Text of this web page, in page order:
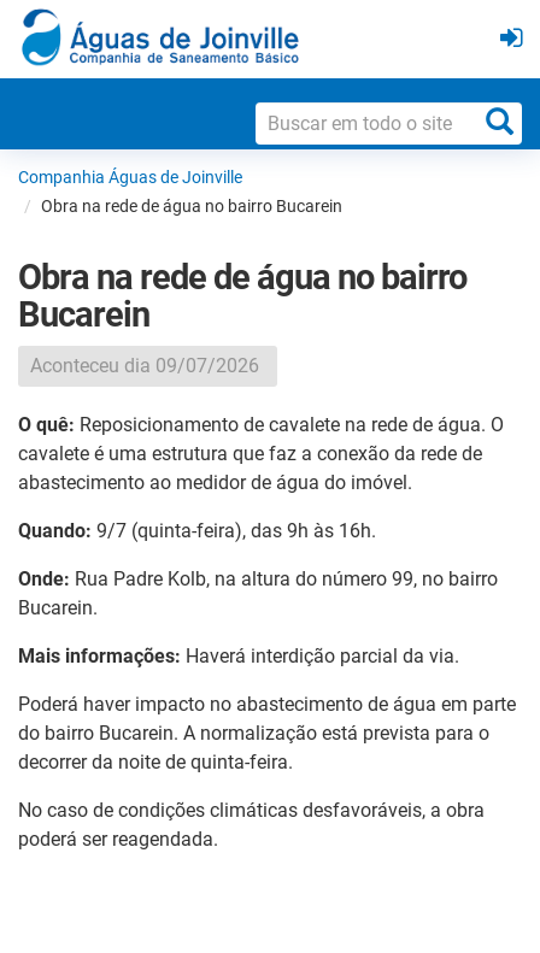
Companhia Águas de Joinville
Obra na rede de água no bairro Bucarein
Obra na rede de água no bairro
Bucarein
Aconteceu dia 09/07/2026
O quê: Reposicionamento de cavalete na rede de água. O
cavalete é uma estrutura que faz a conexão da rede de
abastecimento ao medidor de água do imóvel.
Quando: 9/7 (quinta-feira), das 9h às 16h.
Onde: Rua Padre Kolb, na altura do número 99, no bairro
Bucarein.
Mais informações: Haverá interdição parcial da via.
Poderá haver impacto no abastecimento de água em parte
do bairro Bucarein. A normalização está prevista para o
decorrer da noite de quinta-feira.
No caso de condições climáticas desfavoráveis, a obra
poderá ser reagendada.